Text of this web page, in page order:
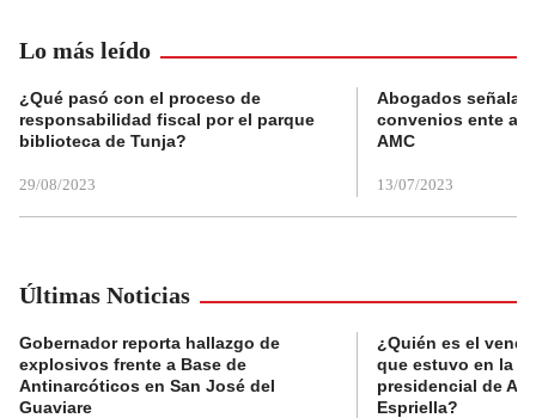
Lo más leído
¿Qué pasó con el proceso de
responsabilidad fiscal por el parque
biblioteca de Tunja?
29/08/2023
Abogados
convenios ente
AMC
13/07/2023
Últimas Noticias
Gobernador reporta hallazgo de
explosivos frente a Base de
Antinarcóticos en San José del
Guaviare
¿Quién es el
que estuvo en la
presidencial de
Espriella?